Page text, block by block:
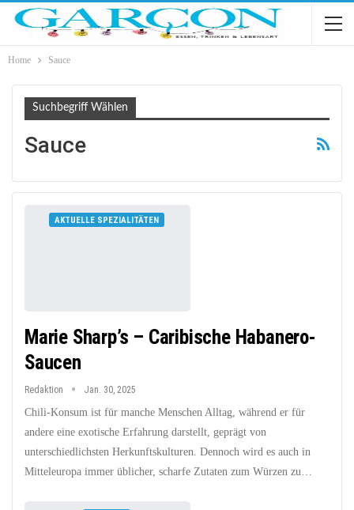
Home Sauce
Suchbegriff Wählen
Sauce
AKTUELLE SPEZIALITÄTEN
Marie Sharp’s – Caribische Habanero-
Saucen
Redaktion Jan. 30, 2025
Chili-Konsum ist für manche Menschen Alltag, während er für
andere eine exotische Erfahrung darstellt, geprägt von
unterschiedlichsten Herkunftskulturen. Dennoch wird es auch in
Mitteleuropa immer üblicher, scharfe Zutaten zum Würzen zu…